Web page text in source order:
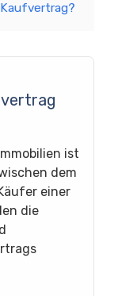
ist
dem
einer
die